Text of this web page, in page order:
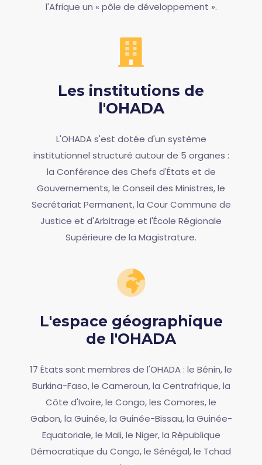
l'Afrique un « pôle de développement ».
Les institutions de
l'OHADA
L'OHADA s'est dotée d'un système
institutionnel structuré autour de 5 organes :
la Conférence des Chefs d'États et de
Gouvernements, le Conseil des Ministres, le
Secrétariat Permanent, la Cour Commune de
Justice et d'Arbitrage et l'École Régionale
Supérieure de la Magistrature.
L'espace géographique
de l'OHADA
17 États sont membres de l'OHADA : le Bénin, le
Burkina-Faso, le Cameroun, la Centrafrique, la
Côte d'Ivoire, le Congo, les Comores, le
Gabon, la Guinée, la Guinée-Bissau, la Guinée-
Equatoriale, le Mali, le Niger, la République
Démocratique du Congo, le Sénégal, le Tchad